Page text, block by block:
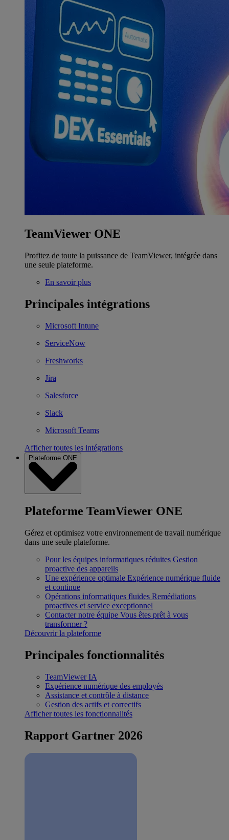
TeamViewer ONE
Profitez de toute la puissance de TeamViewer, intégrée dans
une seule plateforme.
En savoir plus
Principales intégrations
Microsoft Intune
ServiceNow
Freshworks
Jira
Salesforce
Slack
Microsoft Teams
Afficher toutes les intégrations
Plateforme ONE
Plateforme TeamViewer ONE
Gérez et optimisez votre environnement de travail numérique
dans une seule plateforme.
Pour les équipes informatiques réduites Gestion
proactive des appareils
Une expérience optimale Expérience numérique fluide
et continue
Opérations informatiques fluides Remédiations
proactives et service exceptionnel
Contacter notre équipe Vous êtes prêt à vous
transformer ?
Découvrir la plateforme
Principales fonctionnalités
TeamViewer IA
Expérience numérique des employés
Assistance et contrôle à distance
Gestion des actifs et correctifs
Afficher toutes les fonctionnalités
Rapport Gartner 2026